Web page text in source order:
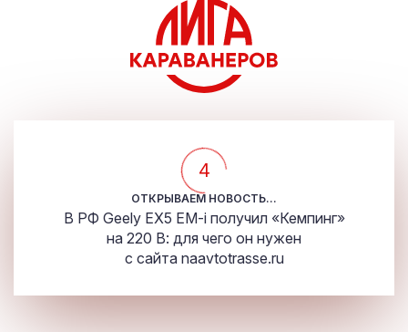
4
ОТКРЫВАЕМ НОВОСТЬ...
В РФ Geely EX5 EM-i получил «Кемпинг»
на 220 В: для чего он нужен
с сайта naavtotrasse.ru